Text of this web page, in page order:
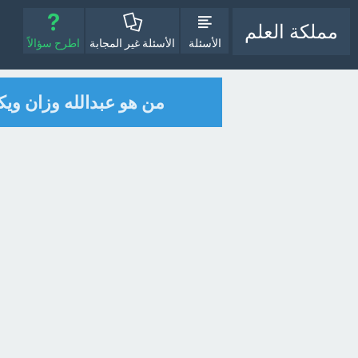
مملكة العلم
الأسئلة الأسئلة غير المجابة اطرح سؤالاً
من هو عبدالله وزان